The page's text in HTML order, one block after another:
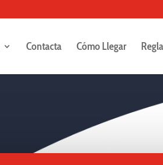
Contacta Cómo Llegar